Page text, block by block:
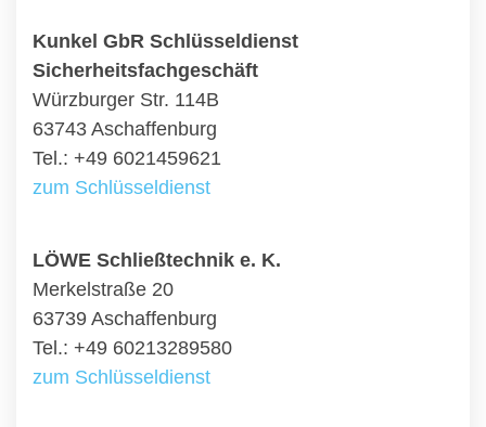
Kunkel GbR Schlüsseldienst
Sicherheitsfachgeschäft
Würzburger Str. 114B
63743 Aschaffenburg
Tel.: +49 6021459621
zum Schlüsseldienst
LÖWE Schließtechnik e. K.
Merkelstraße 20
63739 Aschaffenburg
Tel.: +49 60213289580
zum Schlüsseldienst